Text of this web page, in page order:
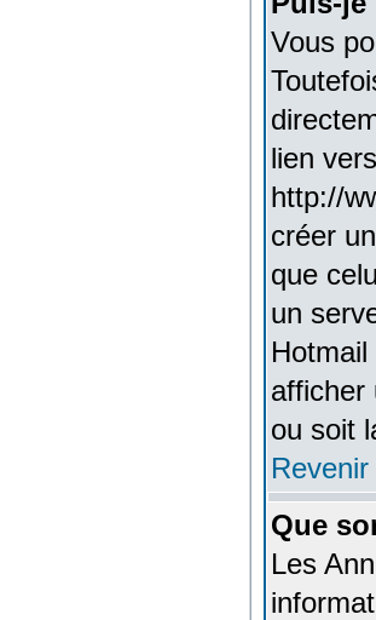
Vous
lien
http://
créer
que
un
afficher
ou soit
Que
Les